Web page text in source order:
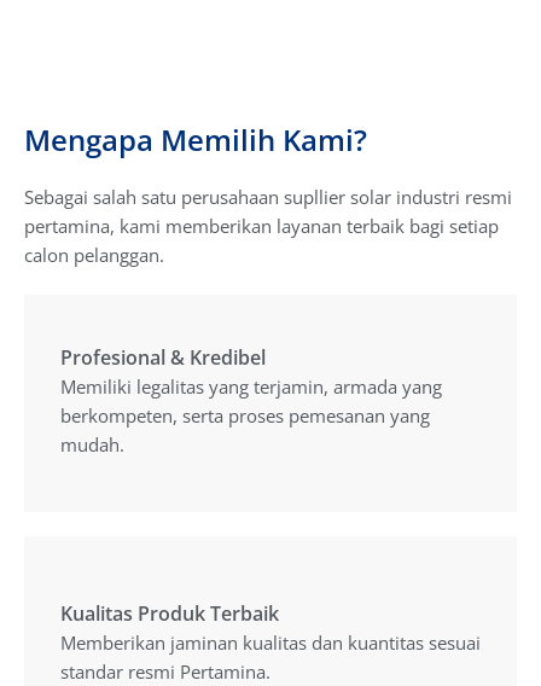
Mengapa Memilih Kami?
Sebagai salah satu perusahaan supllier solar industri resmi
pertamina, kami memberikan layanan terbaik bagi setiap
calon pelanggan.
Profesional & Kredibel
Memiliki legalitas yang terjamin, armada yang
berkompeten, serta proses pemesanan yang
mudah.
Profesional & Kredibel
Memiliki legalitas yang terjamin, armada yang
berkompeten, serta proses pemesanan yang
mudah.
Kualitas Produk Terbaik
Memberikan jaminan kualitas dan kuantitas sesuai
standar resmi Pertamina.
Kualitas Produk Terbaik
Memberikan jaminan kualitas dan kuantitas sesuai
standar resmi Pertamina.